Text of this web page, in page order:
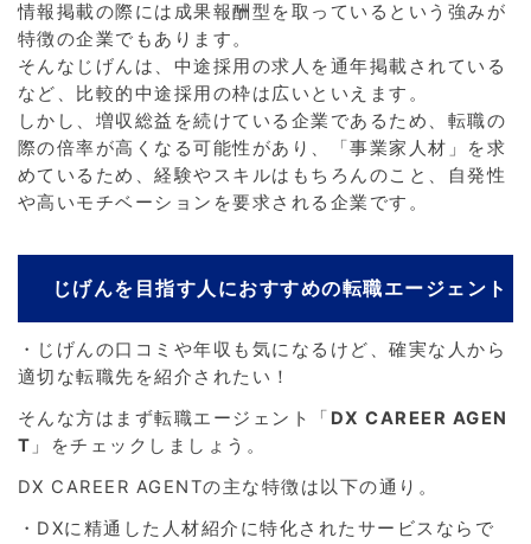
情報掲載の際には成果報酬型を取っているという強みが
特徴の企業でもあります。
そんなじげんは、中途採用の求人を通年掲載されている
など、比較的中途採用の枠は広いといえます。
しかし、増収総益を続けている企業であるため、転職の
際の倍率が高くなる可能性があり、「事業家人材」を求
めているため、経験やスキルはもちろんのこと、自発性
や高いモチベーションを要求される企業です。
じげんを目指す人におすすめの転職エージェント
・じげんの口コミや年収も気になるけど、確実な人から
適切な転職先を紹介されたい！
そんな方はまず転職エージェント「 DX CAREER AGEN
T 」をチェックしましょう。
DX CAREER AGENTの主な特徴は以下の通り。
・DXに精通した人材紹介に特化されたサービスならで